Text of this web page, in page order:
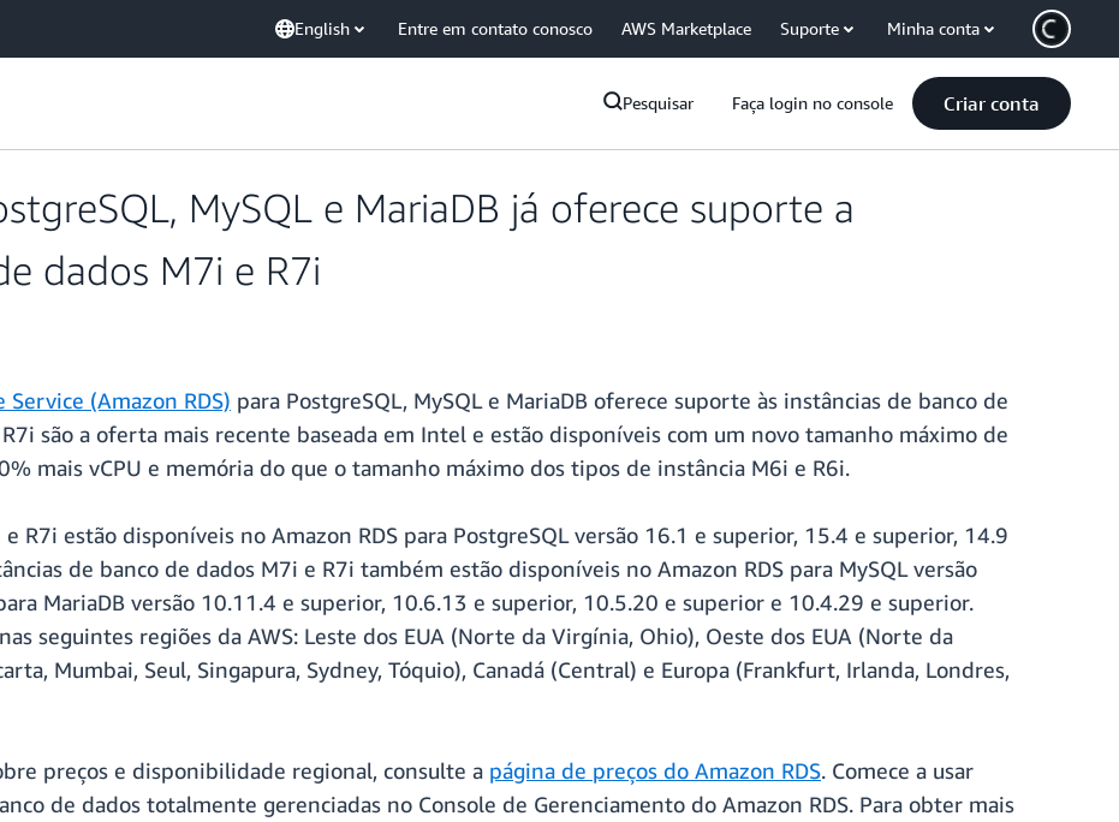
English Entre em contato conosco AWS Marketplace Suporte Minha conta
Pesquisar Faça login no console Criar conta
MySQL e MariaDB já oferece suporte a
dados M7i e R7i
(Amazon RDS) para PostgreSQL, MySQL e MariaDB oferece suporte às instâncias de banco de
são a oferta mais recente baseada em Intel e estão disponíveis com um novo tamanho máximo de
mais vCPU e memória do que o tamanho máximo dos tipos de instância M6i e R6i.
R7i estão disponíveis no Amazon RDS para PostgreSQL versão 16.1 e superior, 15.4 e superior, 14.9
de banco de dados M7i e R7i também estão disponíveis no Amazon RDS para MySQL versão
MariaDB versão 10.11.4 e superior, 10.6.13 e superior, 10.5.20 e superior e 10.4.29 e superior.
seguintes regiões da AWS: Leste dos EUA (Norte da Virgínia, Ohio), Oeste dos EUA (Norte da
Mumbai, Seul, Singapura, Sydney, Tóquio), Canadá (Central) e Europa (Frankfurt, Irlanda, Londres,
preços e disponibilidade regional, consulte a página de preços do Amazon RDS. Comece a usar
de dados totalmente gerenciadas no Console de Gerenciamento do Amazon RDS. Para obter mais